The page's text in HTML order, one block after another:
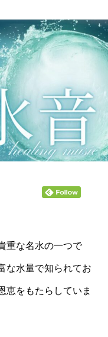
重な名水の一つで
な水量で知られてお
恵をもたらしていま